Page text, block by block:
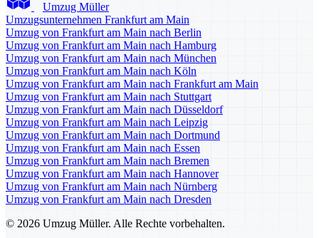
Umzug Müller
Umzugsunternehmen Frankfurt am Main
Umzug von Frankfurt am Main nach Berlin
Umzug von Frankfurt am Main nach Hamburg
Umzug von Frankfurt am Main nach München
Umzug von Frankfurt am Main nach Köln
Umzug von Frankfurt am Main nach Frankfurt am Main
Umzug von Frankfurt am Main nach Stuttgart
Umzug von Frankfurt am Main nach Düsseldorf
Umzug von Frankfurt am Main nach Leipzig
Umzug von Frankfurt am Main nach Dortmund
Umzug von Frankfurt am Main nach Essen
Umzug von Frankfurt am Main nach Bremen
Umzug von Frankfurt am Main nach Hannover
Umzug von Frankfurt am Main nach Nürnberg
Umzug von Frankfurt am Main nach Dresden
© 2026 Umzug Müller. Alle Rechte vorbehalten.